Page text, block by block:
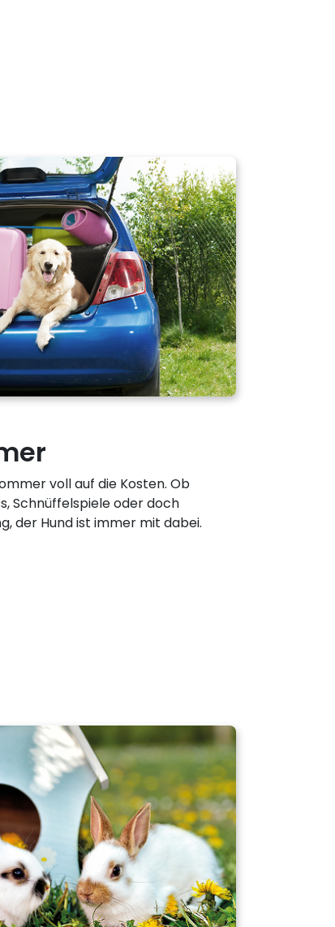
voll auf die Kosten. Ob
Schnüffelspiele oder doch
der Hund ist immer mit dabei.